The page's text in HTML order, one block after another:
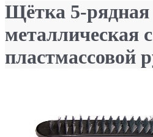
Щётка 5-рядная
металлическая с
пластмассовой